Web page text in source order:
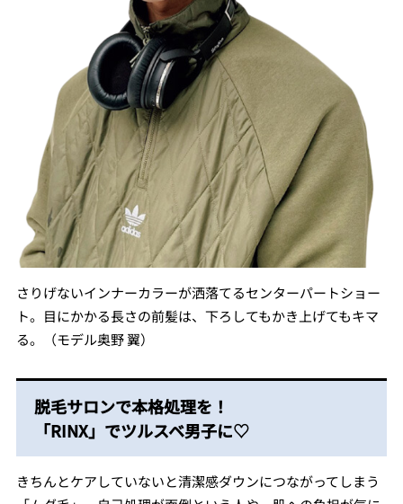
さりげないインナーカラーが洒落てるセンターパートショー
ト。目にかかる長さの前髪は、下ろしてもかき上げてもキマ
る。（モデル奥野 翼）
脱毛サロンで本格処理を！
「RINX」でツルスベ男子に♡
きちんとケアしていないと清潔感ダウンにつながってしまう